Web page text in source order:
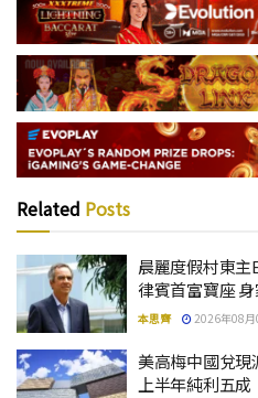
Related Posts
晨麗度假村東
律賓首富寶座
本思齊 2026年08
美高梅中國兌現
上半年純利五成